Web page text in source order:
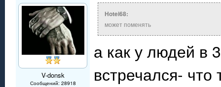
V-donsk
Сообщений: 28918
Hotei68:
может поменять
а как у людей в
встречался-